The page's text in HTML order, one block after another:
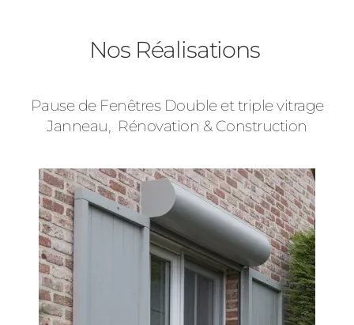
Type de logement
Appartement
Autre
Vos disponibilités
Nos Réalisations
Pause de Fenêtres Double et triple vitrage
Janneau, Rénovation & Construction